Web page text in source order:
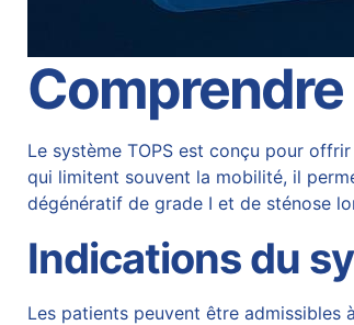
Comprendre
Le systèmeTOPS est conçu pour
qui limitent souvent la mobilité, il
dégénératif de grade I et de sténose
Indications du
Les patients peuvent être admissibles